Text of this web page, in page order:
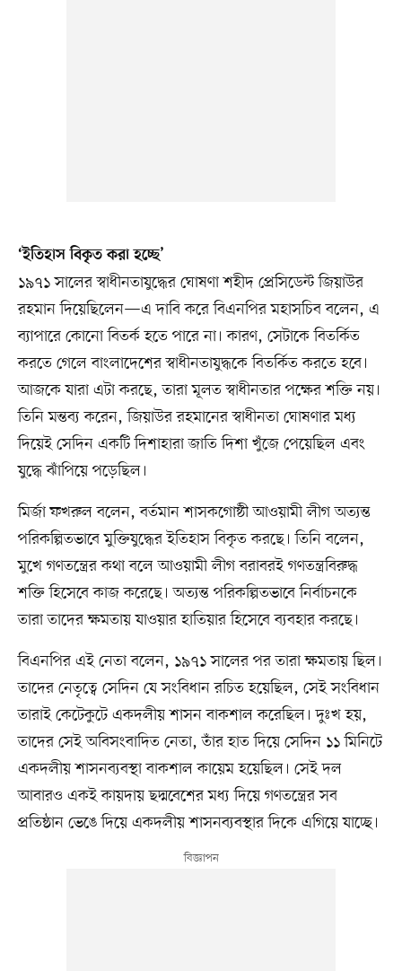
‘ইতিহাস বিকৃত করা হচ্ছে’
১৯৭১ সালের স্বাধীনতাযুদ্ধের ঘোষণা শহীদ প্রেসিডেন্ট জিয়াউর
রহমান দিয়েছিলেন—এ দাবি করে বিএনপির মহাসচিব বলেন, এ
ব্যাপারে কোনো বিতর্ক হতে পারে না। কারণ, সেটাকে বিতর্কিত
করতে গেলে বাংলাদেশের স্বাধীনতাযুদ্ধকে বিতর্কিত করতে হবে।
আজকে যারা এটা করছে, তারা মূলত স্বাধীনতার পক্ষের শক্তি নয়।
তিনি মন্তব্য করেন, জিয়াউর রহমানের স্বাধীনতা ঘোষণার মধ্য
দিয়েই সেদিন একটি দিশাহারা জাতি দিশা খুঁজে পেয়েছিল এবং
যুদ্ধে ঝাঁপিয়ে পড়েছিল।
মির্জা ফখরুল বলেন, বর্তমান শাসকগোষ্ঠী আওয়ামী লীগ অত্যন্ত
পরিকল্পিতভাবে মুক্তিযুদ্ধের ইতিহাস বিকৃত করছে। তিনি বলেন,
মুখে গণতন্ত্রের কথা বলে আওয়ামী লীগ বরাবরই গণতন্ত্রবিরুদ্ধ
শক্তি হিসেবে কাজ করেছে। অত্যন্ত পরিকল্পিতভাবে নির্বাচনকে
তারা তাদের ক্ষমতায় যাওয়ার হাতিয়ার হিসেবে ব্যবহার করছে।
বিএনপির এই নেতা বলেন, ১৯৭১ সালের পর তারা ক্ষমতায় ছিল।
তাদের নেতৃত্বে সেদিন যে সংবিধান রচিত হয়েছিল, সেই সংবিধান
তারাই কেটেকুটে একদলীয় শাসন বাকশাল করেছিল। দুঃখ হয়,
তাদের সেই অবিসংবাদিত নেতা, তাঁর হাত দিয়ে সেদিন ১১ মিনিটে
একদলীয় শাসনব্যবস্থা বাকশাল কায়েম হয়েছিল। সেই দল
আবারও একই কায়দায় ছদ্মবেশের মধ্য দিয়ে গণতন্ত্রের সব
প্রতিষ্ঠান ভেঙে দিয়ে একদলীয় শাসনব্যবস্থার দিকে এগিয়ে যাচ্ছে।